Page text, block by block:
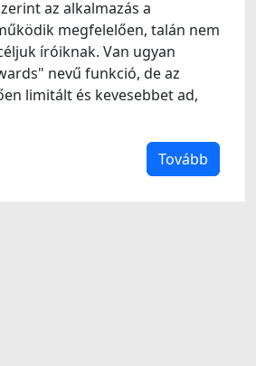
az alkalmazás a
megfelelően, talán nem
íróiknak. Van ugyan
nevű funkció, de az
limitált és kevesebbet ad,
Tovább